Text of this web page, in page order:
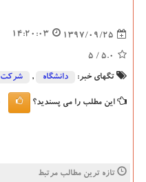
1397/09/25
14:20:03
5.0
/ 5
تگهای خبر: دانشگاه‌ , شركت
این مطلب را می پسندید؟
تازه ترین مطالب مرتبط